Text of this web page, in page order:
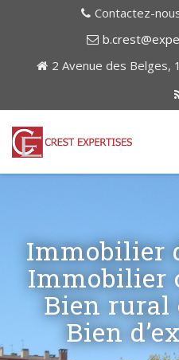
Contactez-
2 Avenue des Belges,
Skip
Immobilier
Immobilier
Bien rural
Bien